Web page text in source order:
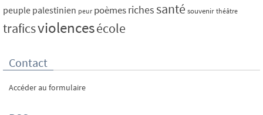
peuple palestinien peur poèmesriches santé souvenir théâtre
traficsviolencesécole
Contact
Accéder au formulaire